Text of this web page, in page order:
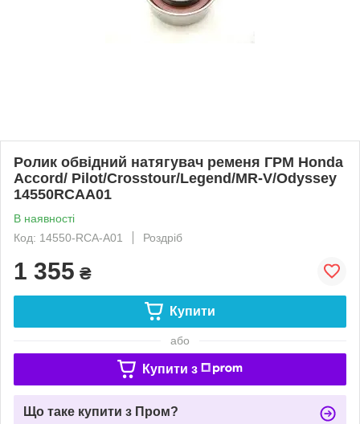
Ролик обвідний натягувач ременя ГРМ Honda
Accord/ Pilot/Crosstour/Legend/MR-V/Odyssey
14550RCAA01
В наявності
Код: 14550-RCA-A01
Роздріб
1 355 ₴
Купити
або
Купити з
Що таке купити з Пром?